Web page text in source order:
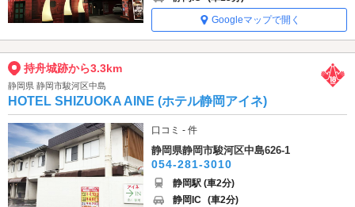
Googleマップで開く
持舟城跡から3.3km
静岡県 静岡市駿河区中島
HOTEL SHIZUOKA AINE (ホテル静岡アイネ)
口コミ - 件
静岡県静岡市駿河区中島626-1
054-281-3010
静岡駅 (車2分)
静岡IC (車2分)